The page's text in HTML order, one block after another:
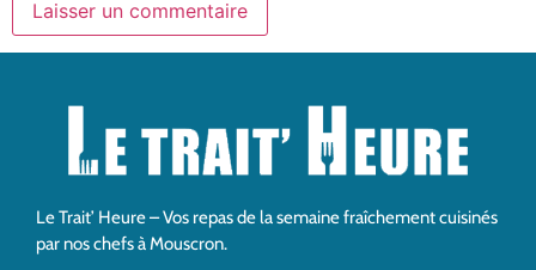
Le Trait’ Heure – Vos repas de la semaine fraîchement cuisinés
par nos chefs à Mouscron.